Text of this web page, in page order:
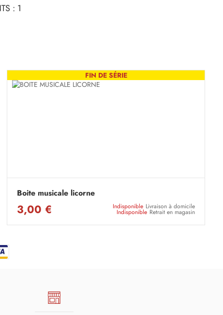
: 1
FIN DE SÉRIE
Boite musicale licorne
3,00 € Indisponible Livraison à domicile
Indisponible Retrait en magasin